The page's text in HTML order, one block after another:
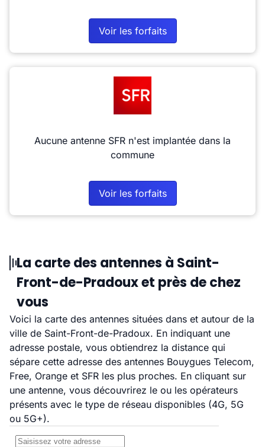
Voir les forfaits
Aucune antenne SFR n'est implantée dans la
commune
Voir les forfaits
La carte des antennes à Saint-
Front-de-Pradoux et près de chez
vous
Voici la carte des antennes situées dans et autour de la
ville de Saint-Front-de-Pradoux. En indiquant une
adresse postale, vous obtiendrez la distance qui
sépare cette adresse des antennes Bouygues Telecom,
Free, Orange et SFR les plus proches. En cliquant sur
une antenne, vous découvrirez le ou les opérateurs
présents avec le type de réseau disponibles (4G, 5G
ou 5G+).